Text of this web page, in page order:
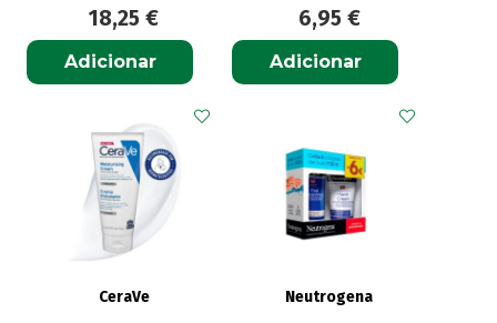
18,25 €
Adicionar
6,95 €
Adicionar
CeraVe Neutrogena